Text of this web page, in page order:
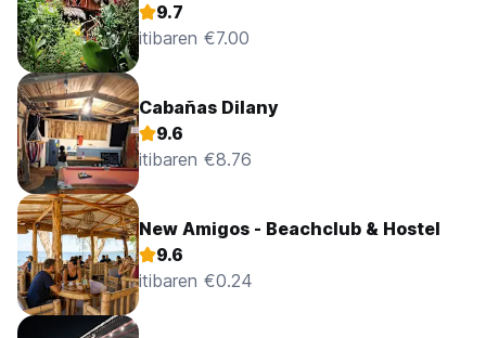
9.7
itibaren €7.00
Cabañas Dilany
9.6
itibaren €8.76
New Amigos - Beachclub & Hostel
9.6
itibaren €0.24